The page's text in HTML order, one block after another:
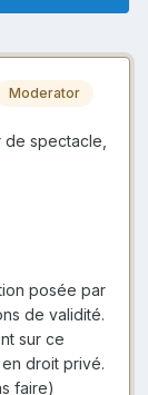
Moderator
spectacle,
posée par
de validité.
sur ce
droit privé.
faire)